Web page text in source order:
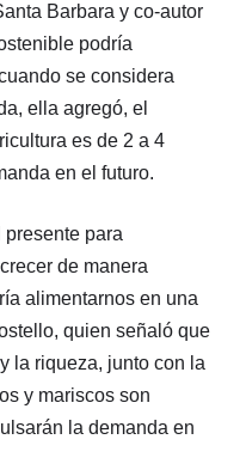
Barbara y co-autor
podría
se considera
ella agregó, el
es de 2 a 4
en el futuro.
presente para
de manera
alimentarnos en una
quien señaló que
la riqueza, junto con la
y mariscos son
la demanda en